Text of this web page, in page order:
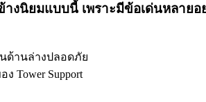
งนิยมแบบนี้ เพราะมีข้อเด่นหลายอ
ด้านล่างปลอดภัย
Tower Support